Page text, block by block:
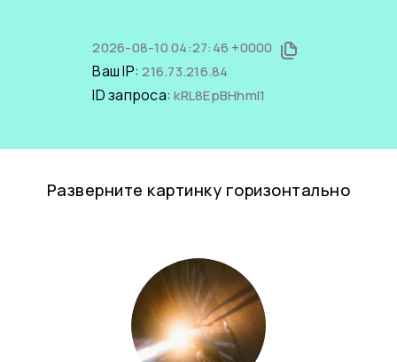
2026-08-10 04:27:46 +0000
Ваш IP:216.73.216.84
ID запроса:kRL8EpBHhmI1
Разверните картинку горизонтально